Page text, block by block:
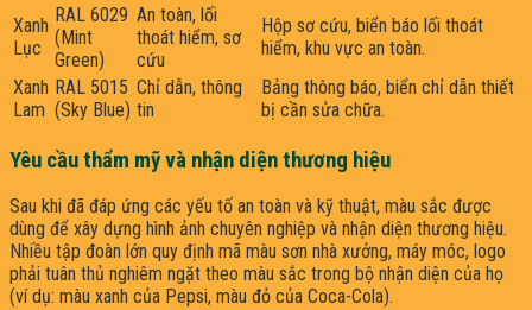
Xanh
Lục
RAL 6029
(Mint
Green)
An toàn, lối
thoát hiểm, sơ
cứu
Hộp sơ cứu, biển báo lối thoát
hiểm, khu vực an toàn.
Xanh
Lam
RAL 5015
(Sky Blue)
Chỉ dẫn, thông
tin
Bảng thông báo, biển chỉ dẫn thiết
bị cần sửa chữa.
Yêu cầu thẩm mỹ và nhận diện thương hiệu
Sau khi đã đáp ứng các yếu tố an toàn và kỹ thuật, màu sắc được
dùng để xây dựng hình ảnh chuyên nghiệp và nhận diện thương hiệu.
Nhiều tập đoàn lớn quy định mã màu sơn nhà xưởng, máy móc, logo
phải tuân thủ nghiêm ngặt theo màu sắc trong bộ nhận diện của họ
(ví dụ: màu xanh của Pepsi, màu đỏ của Coca-Cola).